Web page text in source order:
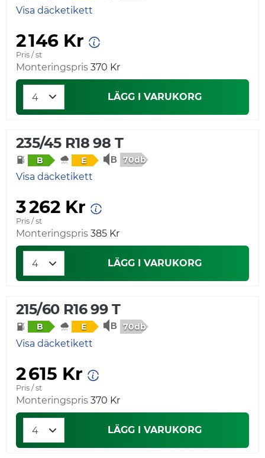
Visa däcketikett
2 146 Kr
Pris / st
Monteringspris 370 Kr
LÄGG I VARUKORG
235/45 R18 98 T
B E 70db
Visa däcketikett
3 262 Kr
Pris / st
Monteringspris 385 Kr
LÄGG I VARUKORG
215/60 R16 99 T
B E 70db
Visa däcketikett
2 615 Kr
Pris / st
Monteringspris 370 Kr
LÄGG I VARUKORG